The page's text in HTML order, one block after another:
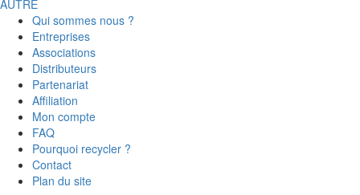
AUTRE
Qui sommes nous ?
Entreprises
Associations
Distributeurs
Partenariat
Affiliation
Mon compte
FAQ
Pourquoi recycler ?
Contact
Plan du site